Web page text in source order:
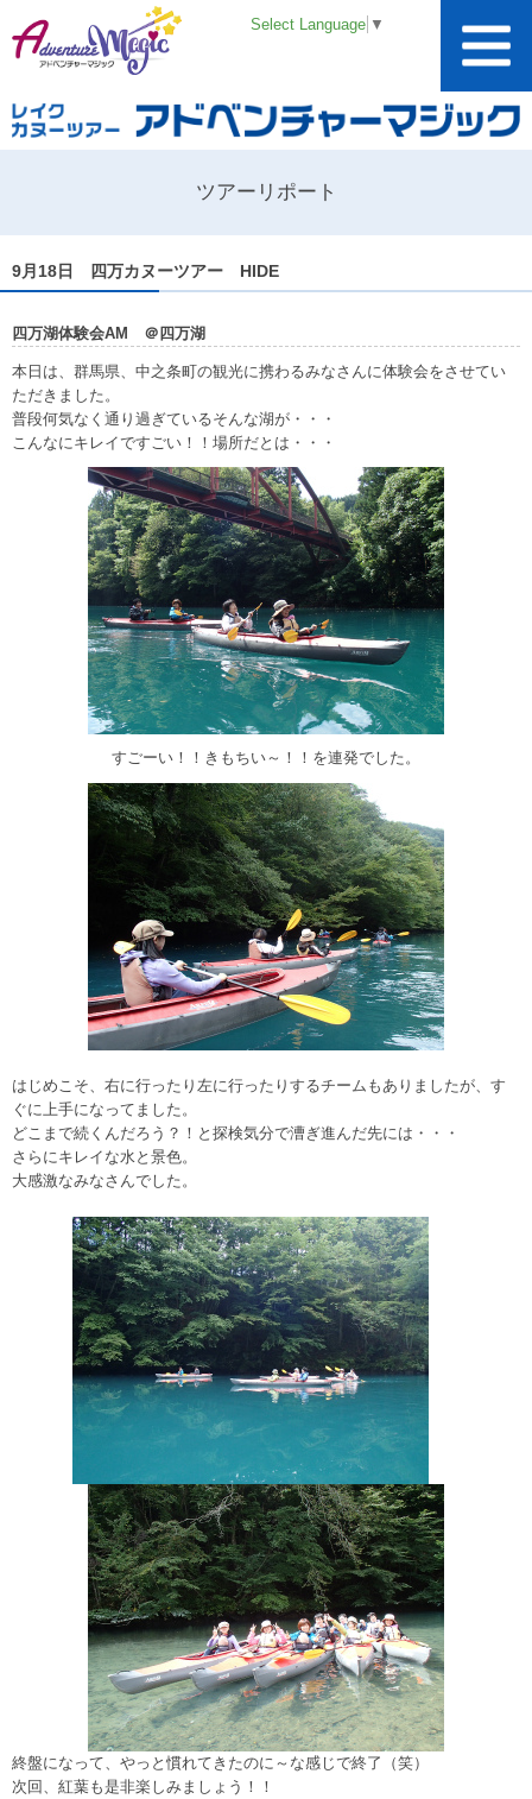
Select Language ▼
ツアーリポート
9月18日 四万カヌーツアー HIDE
四万湖体験会AM ＠四万湖
本日は、群馬県、中之条町の観光に携わるみなさんに体験会をさせてい
ただきました。
普段何気なく通り過ぎているそんな湖が・・・
こんなにキレイですごい！！場所だとは・・・
すごーい！！きもちい～！！を連発でした。
はじめこそ、右に行ったり左に行ったりするチームもありましたが、す
ぐに上手になってました。
どこまで続くんだろう？！と探検気分で漕ぎ進んだ先には・・・
さらにキレイな水と景色。
大感激なみなさんでした。
終盤になって、やっと慣れてきたのに～な感じで終了（笑）
次回、紅葉も是非楽しみましょう！！